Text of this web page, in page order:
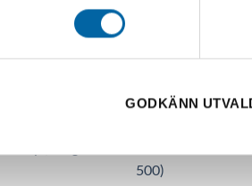
GODKÄNN
500)